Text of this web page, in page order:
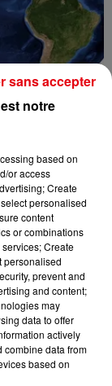
notre
based on
or access
Create
personalised
content
or combinations
Create
personalised
prevent and
and content;
may
data to offer
actively
combine data from
based on
sans accepter